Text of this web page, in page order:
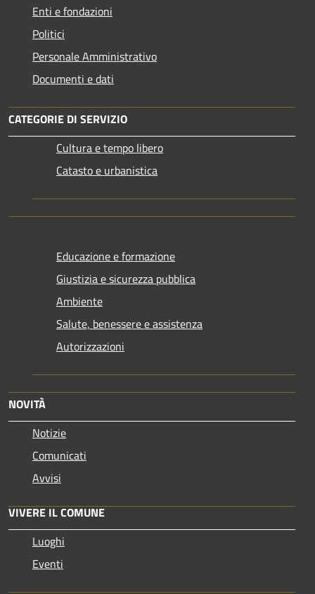
Enti e fondazioni
Politici
Personale Amministrativo
Documenti e dati
CATEGORIE DI SERVIZIO
Cultura e tempo libero
Catasto e urbanistica
Educazione e formazione
Giustizia e sicurezza pubblica
Ambiente
Salute, benessere e assistenza
Autorizzazioni
NOVITÀ
Notizie
Comunicati
Avvisi
VIVERE IL COMUNE
Luoghi
Eventi